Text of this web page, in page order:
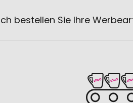
bestellen Sie Ihre